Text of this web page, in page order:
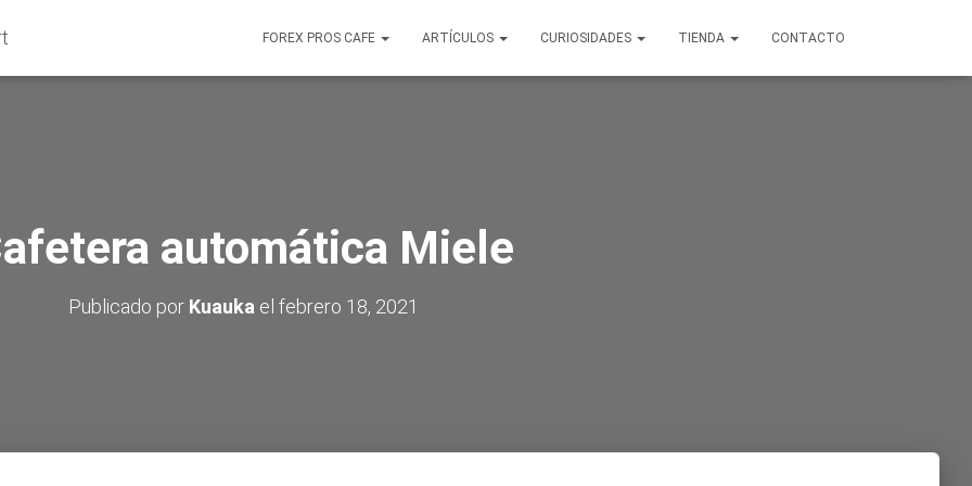
FOREX PROS CAFE ARTÍCULOS CURIOSIDADES TIENDA CONTACTO
automática Miele
Publicado por Kuauka el febrero 18, 2021